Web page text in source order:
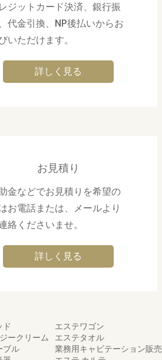
ジットカード決済、銀行振
代金引換、NP後払いからお
いただけます。
詳しく見る
お見積り
金などでお見積りを希望の
お電話または、メールより
絡くださいませ。
詳しく見る
ド
ークリーム
ブル
エステワゴン
エステタオル
業務用キャビテーション販売